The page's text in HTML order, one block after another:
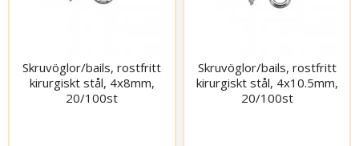
Skruvöglor/bails, rostfritt
kirurgiskt stål, 4x8mm,
20/100st
Skruvöglor/bails, rostfritt
kirurgiskt stål, 4x10.5mm,
20/100st